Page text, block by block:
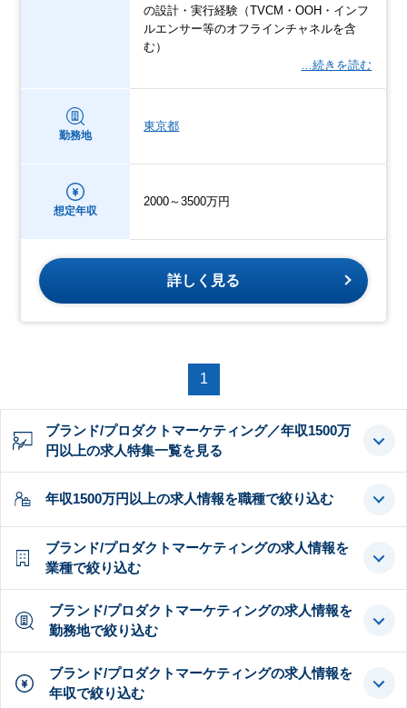
の設計・実行経験（TVCM・OOH・インフ
ルエンサー等のオフラインチャネルを含
む）
…続きを読む
勤務地
東京都
想定年収
2000～3500万円
詳しく見る
1
ブランド/プロダクトマーケティング／年収1500万
円以上の求人特集一覧を見る
年収1500万円以上の求人情報を職種で絞り込む
ブランド/プロダクトマーケティングの求人情報を
業種で絞り込む
ブランド/プロダクトマーケティングの求人情報を
勤務地で絞り込む
ブランド/プロダクトマーケティングの求人情報を
年収で絞り込む